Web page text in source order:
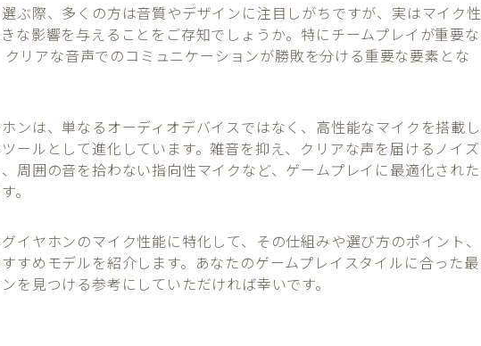
ぶ際、多くの方は音質やデザインに注目しがちですが、実はマイク性
な影響を与えることをご存知でしょうか。特にチームプレイが重要な
クリアな音声でのコミュニケーションが勝敗を分ける重要な要素とな
ンは、単なるオーディオデバイスではなく、高性能なマイクを搭載し
ールとして進化しています。雑音を抑え、クリアな声を届けるノイズ
周囲の音を拾わない指向性マイクなど、ゲームプレイに最適化された
。
イヤホンのマイク性能に特化して、その仕組みや選び方のポイント、
すめモデルを紹介します。あなたのゲームプレイスタイルに合った最
を見つける参考にしていただければ幸いです。